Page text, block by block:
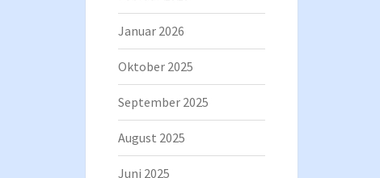
Januar 2026
Oktober 2025
September 2025
August 2025
Juni 2025